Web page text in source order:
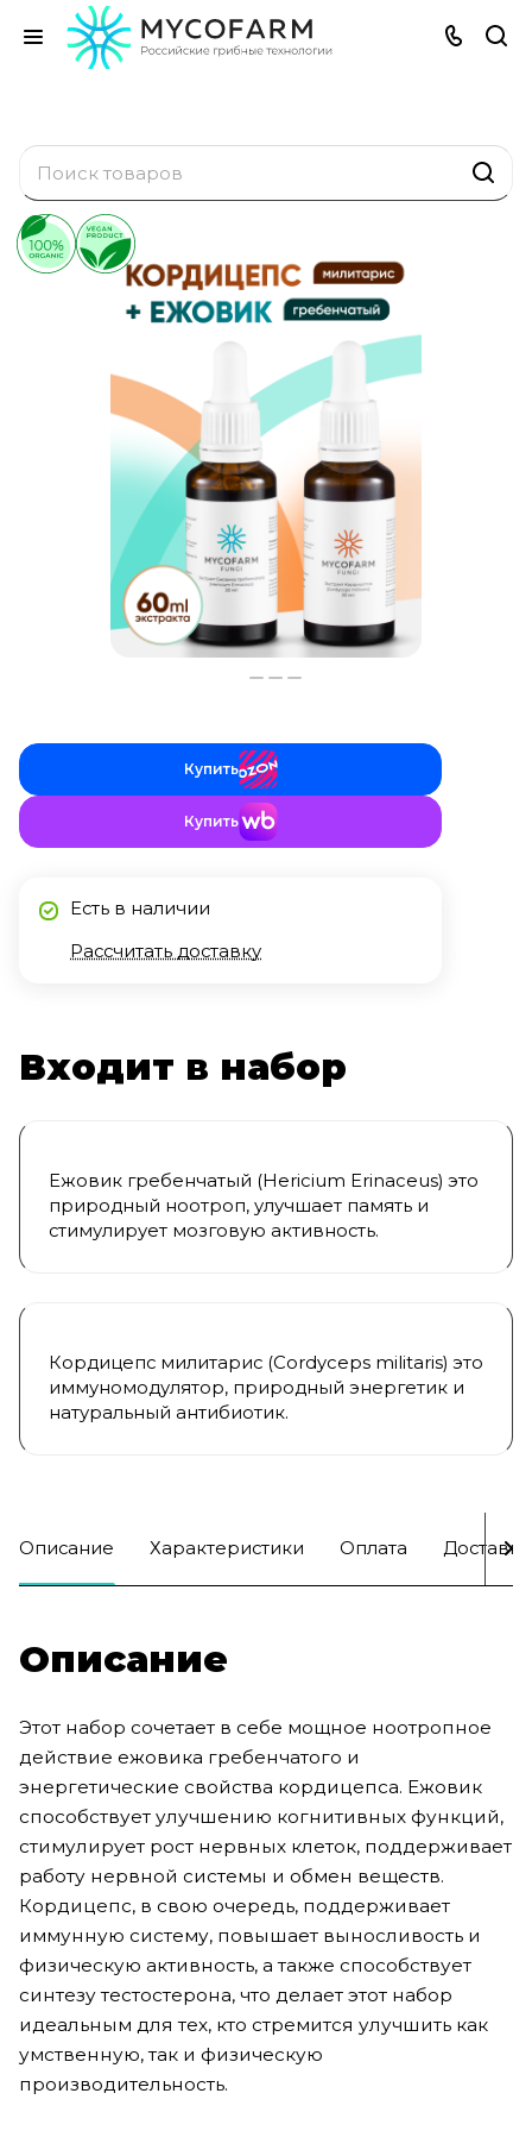
Купить
Купить
Есть в наличии
Рассчитать доставку
Входит в набор
Ежовик гребенчатый (Hericium Erinaceus) это
природный ноотроп, улучшает память и
стимулирует мозговую активность.
Кордицепс милитарис (Cordyceps militaris) это
иммуномодулятор, природный энергетик и
натуральный антибиотик.
Описание Характеристики Оплата Доставка
Описание
Этот набор сочетает в себе мощное ноотропное
действие ежовика гребенчатого и
энергетические свойства кордицепса. Ежовик
способствует улучшению когнитивных функций,
стимулирует рост нервных клеток, поддерживает
работу нервной системы и обмен веществ.
Кордицепс, в свою очередь, поддерживает
иммунную систему, повышает выносливость и
физическую активность, а также способствует
синтезу тестостерона, что делает этот набор
идеальным для тех, кто стремится улучшить как
умственную, так и физическую
производительность.